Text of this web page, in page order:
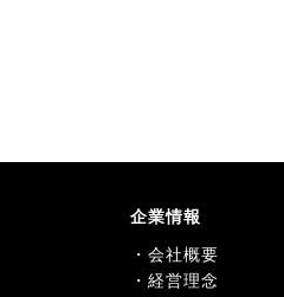
企業情報
・会社概要
・経営理念